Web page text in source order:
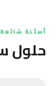
أسئلة شائعة
حلول